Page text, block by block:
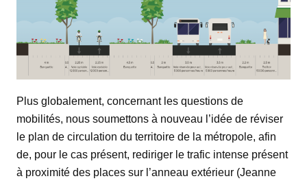
Plus globalement, concernant les questions de
mobilités, nous soumettons à nouveau l’idée de réviser
le plan de circulation du territoire de la métropole, afin
de, pour le cas présent, rediriger le trafic intense présent
à proximité des places sur l’anneau extérieur (Jeanne